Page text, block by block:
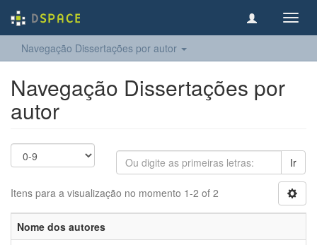
Navegação Dissertações por autor
Navegação Dissertações por
autor
Ir
Itens para a visualização no momento 1-2 of 2
Nome dos autores